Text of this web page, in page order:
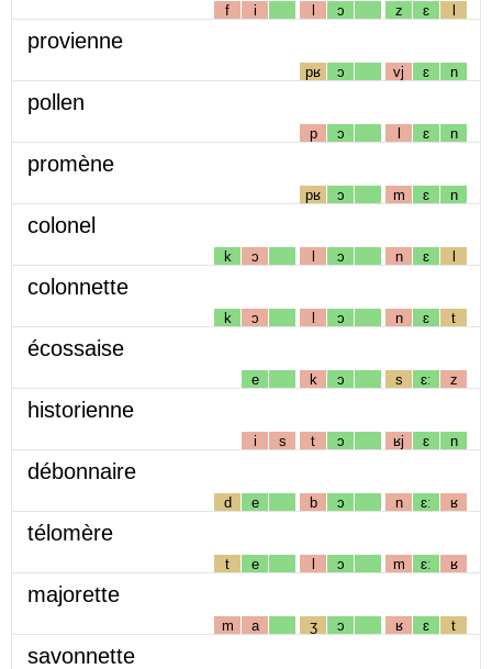
f i l ɔ z ɛ l
provienne
pʁ ɔ vj ɛ n
pollen
p ɔ l ɛ n
promène
pʁ ɔ m ɛ n
colonel
k ɔ l ɔ n ɛ l
colonnette
k ɔ l ɔ n ɛ t
écossaise
e k ɔ s ɛː z
historienne
i s t ɔ ʁj ɛ n
débonnaire
d e b ɔ n ɛː ʁ
télomère
t e l ɔ m ɛː ʁ
majorette
m a ʒ ɔ ʁ ɛ t
savonnette